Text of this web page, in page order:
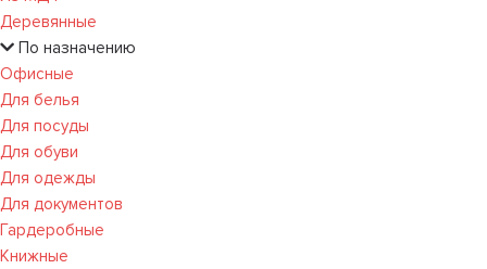
Деревянные
По назначению
Офисные
Для белья
Для посуды
Для обуви
Для одежды
Для документов
Гардеробные
Книжные